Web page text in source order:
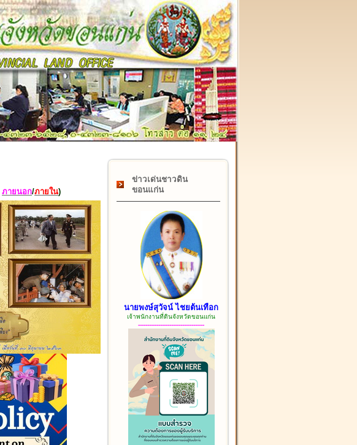
๑๗ กุมภาพันธ์ "วันคล้ายวันสถาปนากรมที่ดิน" ครบรอบ ๑
ภายนอก/ภายใน)
ข่าวเด่นชาวดิน
ขอนแก่น
นายพงษ์สุวัจน์ ไชยต้นเทือก
เจ้าพนักงานที่ดินจังหวัดขอนแก่น
------------------------------------